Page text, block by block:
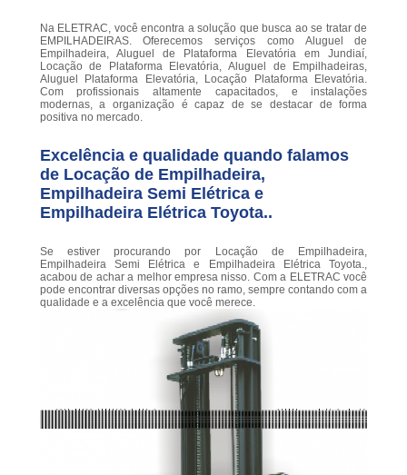
Na ELETRAC, você encontra a solução que busca ao se tratar de
EMPILHADEIRAS. Oferecemos serviços como Aluguel de
Empilhadeira, Aluguel de Plataforma Elevatória em Jundiaí,
Locação de Plataforma Elevatória, Aluguel de Empilhadeiras,
Aluguel Plataforma Elevatória, Locação Plataforma Elevatória.
Com profissionais altamente capacitados, e instalações
modernas, a organização é capaz de se destacar de forma
positiva no mercado.
Excelência e qualidade quando falamos
de Locação de Empilhadeira,
Empilhadeira Semi Elétrica e
Empilhadeira Elétrica Toyota..
Se estiver procurando por Locação de Empilhadeira,
Empilhadeira Semi Elétrica e Empilhadeira Elétrica Toyota.,
acabou de achar a melhor empresa nisso. Com a ELETRAC você
pode encontrar diversas opções no ramo, sempre contando com a
qualidade e a excelência que você merece.